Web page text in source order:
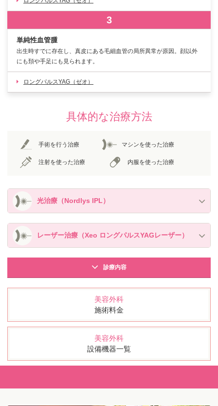
3
単純性血管腫
出生時すでに存在し、真皮にある毛細血管の局所異常が原因。顔以外
にも頚や手足にも見られます。
ロングパルスYAG（ゼオ）
具体的な治療方法
手術を行う治療 マシンを使った治療
注射を使った治療 内服を使った治療
光治療（Nordlys IPL）
レーザー治療（Xeo ロングパルスYAGレーザー）
診療内容
美容外科
施術料金
美容外科
設備機器一覧